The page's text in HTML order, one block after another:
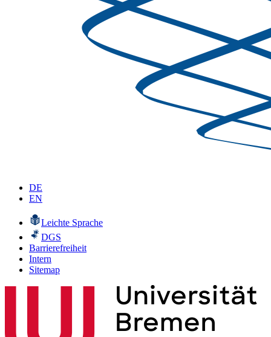
DE
EN
Leichte Sprache
DGS
Barrierefreiheit
Intern
Sitemap